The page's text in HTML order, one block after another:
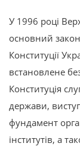
У 1996 році
основний
Конституції
встановлене
Конституція
держави,
фундамент
інститутів, а